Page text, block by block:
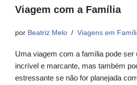
Viagem com a Família
por Beatriz Melo Viagens em
Uma viagem com a família pode ser
incrível e marcante, mas também
estressante se não for planejada